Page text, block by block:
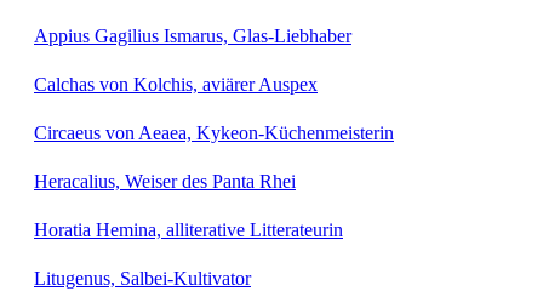
Appius Gagilius Ismarus, Glas-Liebhaber
Calchas von Kolchis, aviärer Auspex
Circaeus von Aeaea, Kykeon-Küchenmeisterin
Heracalius, Weiser des Panta Rhei
Horatia Hemina, alliterative Litterateurin
Litugenus, Salbei-Kultivator